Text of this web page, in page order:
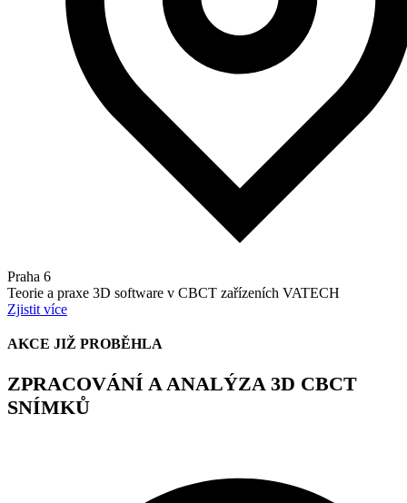
Praha 6
Teorie a praxe 3D software v CBCT zařízeních VATECH
Zjistit více
AKCE JIŽ PROBĚHLA
ZPRACOVÁNÍ A ANALÝZA 3D CBCT
SNÍMKŮ